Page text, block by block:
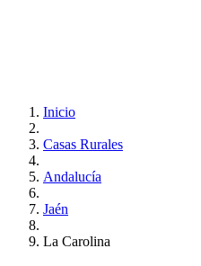
Inicio
Casas Rurales
Andalucía
Jaén
La Carolina